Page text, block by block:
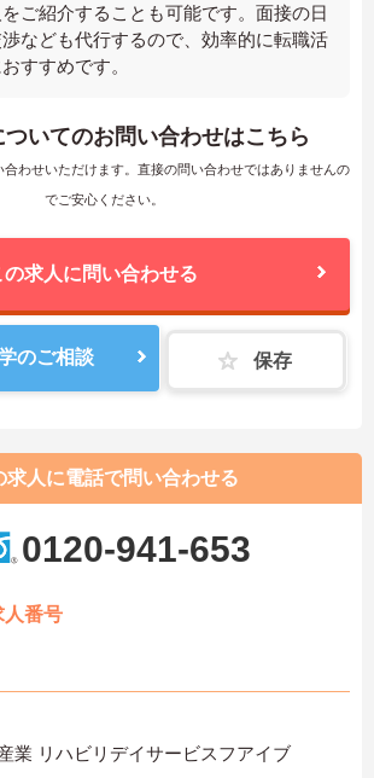
ご紹介することも可能です。面接の日
なども代行するので、効率的に転職活
すすめです。
ついてのお問い合わせはこちら
わせいただけます。直接の問い合わせではありませんの
でご安心ください。
の求人に問い合わせる
のご相談 保存
求人に電話で問い合わせる
0120-941-653
人番号
業 リハビリデイサービスフアイブ